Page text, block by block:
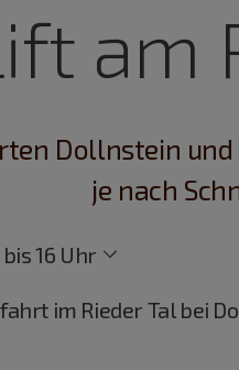
am
Dollnstein
je nach
16 Uhr
im Rieder Tal bei